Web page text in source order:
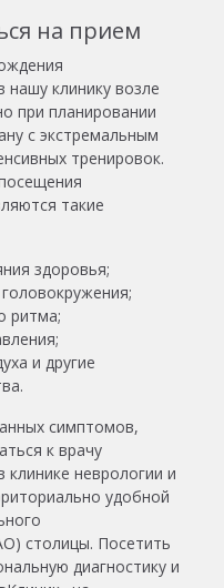
на прием
нашу клинику возле
при планировании
с экстремальным
тренировок.
такие
здоровья;
ритма;
и другие
симптомов,
к врачу
клинике неврологии и
удобной
столицы. Посетить
диагностику и